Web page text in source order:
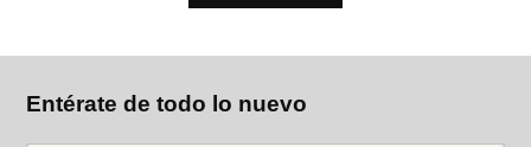
Entérate de todo lo nuevo